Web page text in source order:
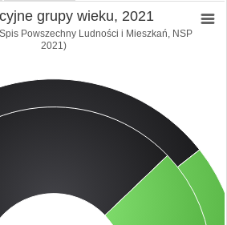
grupy wieku, 2021
Powszechny Ludności i Mieszkań, NSP
2021)